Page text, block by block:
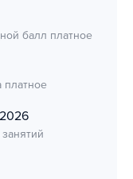
балл платное
платное